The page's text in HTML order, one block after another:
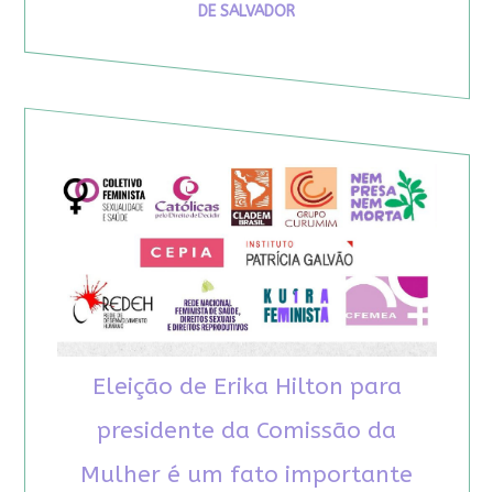
DE SALVADOR
Eleição de Erika Hilton para
presidente da Comissão da
Mulher é um fato importante